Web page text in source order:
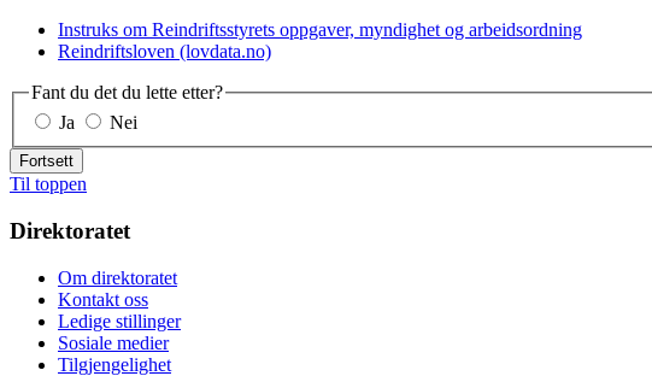
Instruks om Reindriftsstyrets oppgaver, myndighet og arbeidsordning
Reindriftsloven (lovdata.no)
Fant du det du lette etter?
Ja
Nei
Fortsett
Til toppen
Direktoratet
Om direktoratet
Kontakt oss
Ledige stillinger
Sosiale medier
Tilgjengelighet